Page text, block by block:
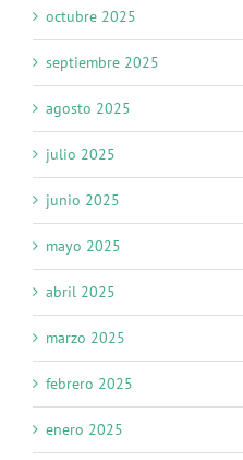
octubre 2025
septiembre 2025
agosto 2025
julio 2025
junio 2025
mayo 2025
abril 2025
marzo 2025
febrero 2025
enero 2025